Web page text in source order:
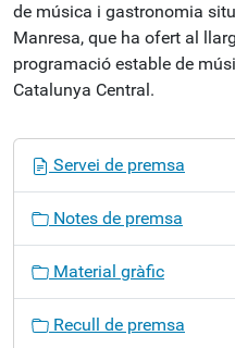
de música i gastronomia
Manresa, que ha ofert al
programació estable de
Catalunya Central.
Servei de premsa
Notes de premsa
Material gràfic
Recull de premsa